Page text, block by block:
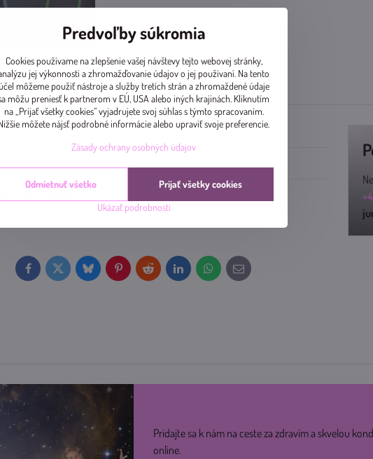
Doplnkové informácie Diskusia 0
DRUM Diplom
FacebookTwitterBlueskyPinterestReddit LinkedInWhatsApp
E-
mail
Pridajte sa k nám na ceste za zdravím a skvelou
online.
Predvoľby súkromia
Cookies používame na zlepšenie vašej návštevy tejto webovej stránky,
jej výkonnosti a zhromažďovanie údajov o jej používaní. Na tento
môžeme použiť nástroje a služby tretích strán a zhromaždené údaje
môžu preniesť k partnerom v EÚ, USA alebo iných krajinách. Kliknutím
na „Prijať všetky cookies“ vyjadrujete svoj súhlas s týmto spracovaním.
môžete nájsť podrobné informácie alebo upraviť svoje preferencie.
Zásady ochrany osobných údajov
Ukázať podrobnosti
Prijať všetky cookies
Odmietnuť všetko